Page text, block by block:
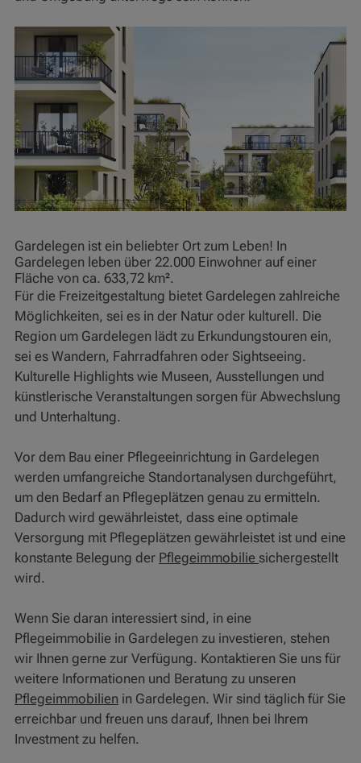
Gardelegen ist ein beliebter Ort zum Leben! In
Gardelegen leben über 22.000 Einwohner auf einer
Fläche von ca. 633,72 km².
Für die Freizeitgestaltung bietet Gardelegen zahlreiche
Möglichkeiten, sei es in der Natur oder kulturell. Die
Region um Gardelegen lädt zu Erkundungstouren ein,
sei es Wandern, Fahrradfahren oder Sightseeing.
Kulturelle Highlights wie Museen, Ausstellungen und
künstlerische Veranstaltungen sorgen für Abwechslung
und Unterhaltung.
Vor dem Bau einer Pflegeeinrichtung in Gardelegen
werden umfangreiche Standortanalysen durchgeführt,
um den Bedarf an Pflegeplätzen genau zu ermitteln.
Dadurch wird gewährleistet, dass eine optimale
Versorgung mit Pflegeplätzen gewährleistet ist und eine
konstante Belegung der Pflegeimmobilie sichergestellt
wird.
Wenn Sie daran interessiert sind, in eine
Pflegeimmobilie in Gardelegen zu investieren, stehen
wir Ihnen gerne zur Verfügung. Kontaktieren Sie uns für
weitere Informationen und Beratung zu unseren
Pflegeimmobilien in Gardelegen. Wir sind täglich für Sie
erreichbar und freuen uns darauf, Ihnen bei Ihrem
Investment zu helfen.